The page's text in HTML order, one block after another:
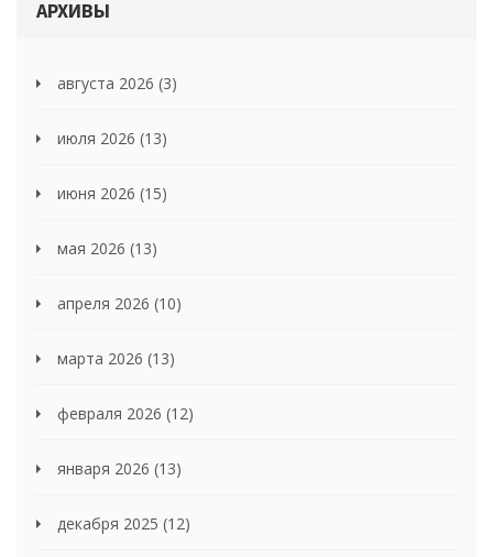
АРХИВЫ
августа 2026 (3)
июля 2026 (13)
июня 2026 (15)
мая 2026 (13)
апреля 2026 (10)
марта 2026 (13)
февраля 2026 (12)
января 2026 (13)
декабря 2025 (12)